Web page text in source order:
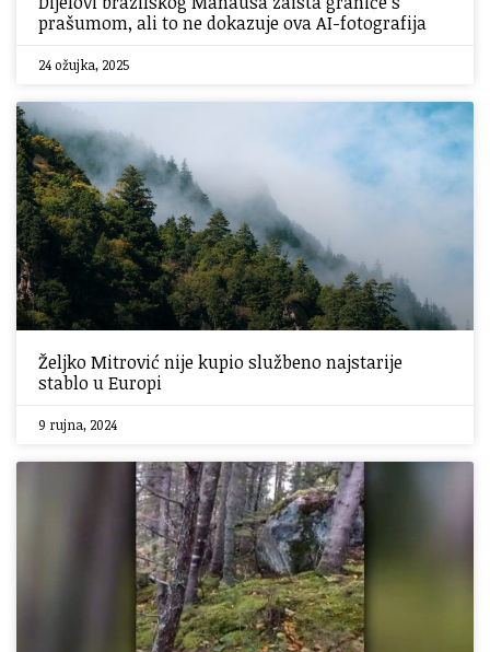
prašumom, ali to ne dokazuje ova AI-fotografija
24 ožujka, 2025
Željko Mitrović nije kupio službeno najstarije
stablo u Europi
9 rujna, 2024